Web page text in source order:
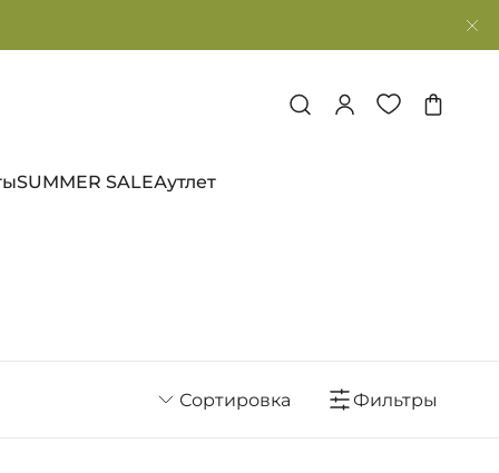
SUMMER SALEАутлет
Сортировка Фильтры